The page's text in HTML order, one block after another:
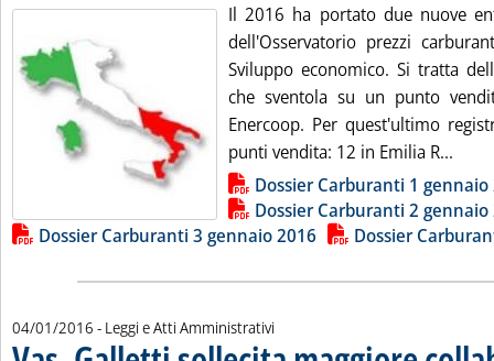
Il 2016 ha portato due nuove
dell'Osservatorio prezzi
Sviluppo economico. Si tratta
che sventola su un punto
Enercoop. Per quest'ultimo
punti vendita: 12 in Emilia R...
Lista allegati PDF alla notiziaDossier Carburanti 1 gennaio
Dossier Carburanti 2 gennaio
Dossier Carburanti 3 gennaio 2016
Dossier
04/01/2016 - Leggi e Atti Amministrativi